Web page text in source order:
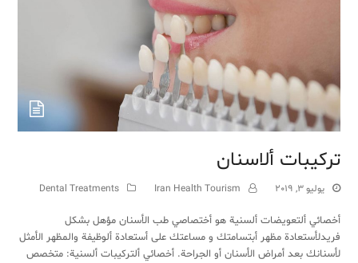
تركيبات ألاسنان
يوليو 3, 2019 Iran Health Tourism
Dental Treatments
أخصائي ألتعويضات ألسنية هو أختصاصي طب الأسنان مؤهل بشكل
فريدلأستعادة مظهر أبتسامتك و مساعتك على أستعادة ألوظيفة والمظهر الأمثل
لأسنانك بعد أمراض الأسنان أو الجراحة. أخصائي ألتركيبات ألسنية: متخصص